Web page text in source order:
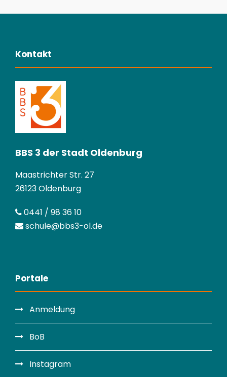
Kontakt
BBS 3 der Stadt Oldenburg
Maastrichter Str. 27
26123 Oldenburg
0441 / 98 36 10
schule@bbs3-ol.de
Portale
Anmeldung
BoB
Instagram